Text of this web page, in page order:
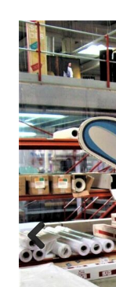
Previous